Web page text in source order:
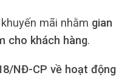
mãi nhằm gian
cho khách hàng.
NĐ-CP về hoạt động